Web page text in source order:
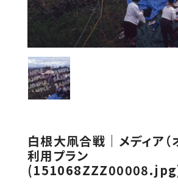
白根大凧合戦｜メディア（
利用プラン